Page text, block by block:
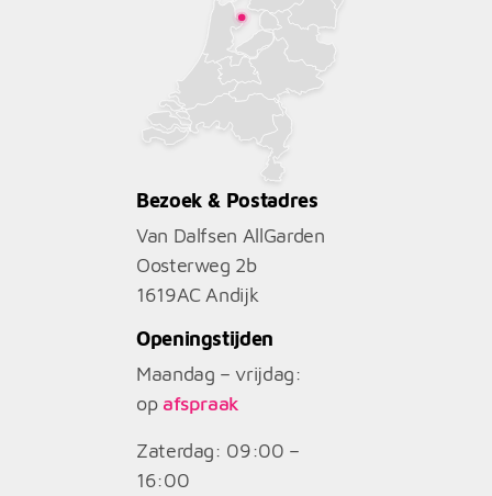
Bezoek & Postadres
Van Dalfsen AllGarden
Oosterweg 2b
1619AC Andijk
Openingstijden
Maandag – vrijdag:
op afspraak
Zaterdag: 09:00 –
16:00